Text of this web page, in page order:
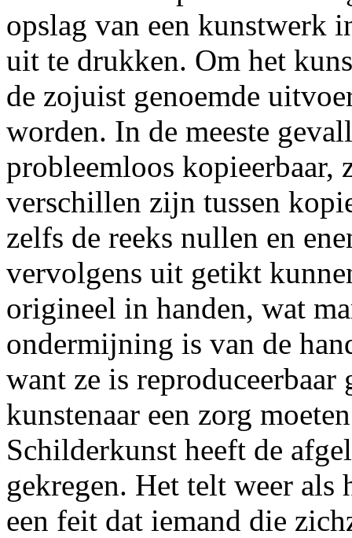
opslag van een kunstwerk
uit te drukken. Om het
de zojuist genoemde
worden. In de meeste
probleemloos kopieerbaar,
verschillen zijn tussen
zelfs de reeks nullen en
vervolgens uit getikt
origineel in handen, wat
ondermijning is van de
want ze is
kunstenaar een zorg
Schilderkunst heeft de
gekregen. Het telt weer als
een feit dat iemand die